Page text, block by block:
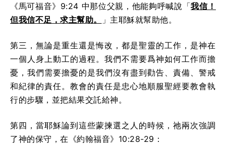
《馬可福音》9:24 中那位父親，他能夠呼喊說「我信！
但我信不足，求主幫助。
」主耶穌就幫助他。
第三，無論是重生還是悔改，都是聖靈的工作，是神在
一個人身上動工的過程。我們不需要爲神如何工作而擔
憂，我們需要擔憂的是我們沒有盡到勸告、責備、警戒
和紀律的責任。教會的責任是忠心地順服聖經要教會執
行的步驟，並把結果交託給神。
第四，當耶穌論到這些蒙揀選之人的時候，祂兩次強調
了神的保守，在《約翰福音》10:28-29：